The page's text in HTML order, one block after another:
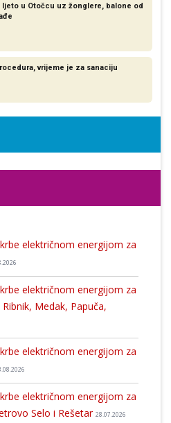
u Otočcu uz žonglere, balone od
vrijeme je za sanaciju
električnom energijom za
električnom energijom za
Medak, Papuča,
električnom energijom za
električnom energijom za
Selo i Rešetar 28.07.2026